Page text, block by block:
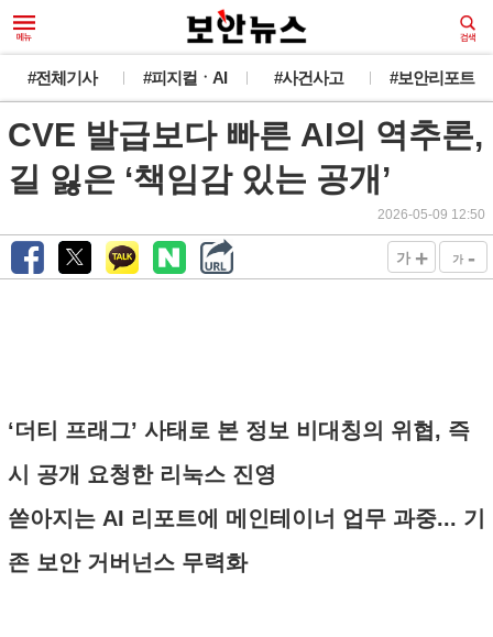
#전체기사 #피지컬ㆍAI #사건사고 #보안리포트
CVE 발급보다 빠른 AI의 역추론,
길 잃은 ‘책임감 있는 공개’
2026-05-09 12:50
가 + 가 -
‘더티 프래그’ 사태로 본 정보 비대칭의 위협, 즉
시 공개 요청한 리눅스 진영
쏟아지는 AI 리포트에 메인테이너 업무 과중... 기
존 보안 거버넌스 무력화